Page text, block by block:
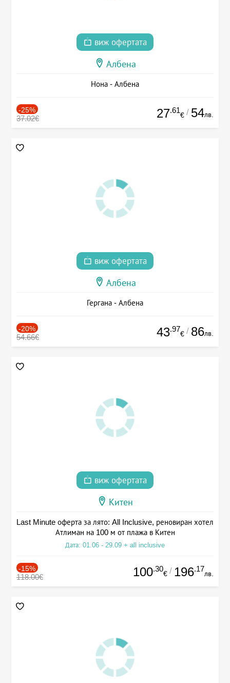
виж офертата
Албена
Нона - Албена
-25%
37.02€ 27.61
€ / 54лв.
виж офертата
Албена
Гергана - Албена
-20%
54.66€ 43.97
€ / 86лв.
виж офертата
Китен
Last Minute оферта за лято: All Inclusive, реновиран хотел
Атлиман на 100 м от плажа в Китен
Дата: 01.06 - 29.09 + all inclusive
-15%
118.00€ 100.30
€ / 196.17
лв.